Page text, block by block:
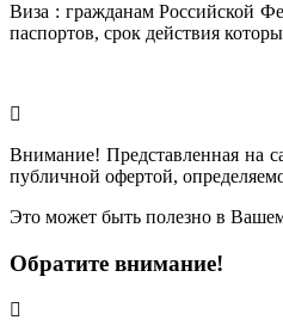
Виза : гражданам Российской
паспортов, срок действия
Внимание! Представленная на
публичной офертой,
Это может быть полезно в
Обратите внимание!